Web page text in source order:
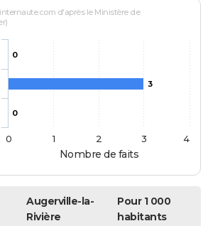
Nombre de faits
d'après le Ministère de
0
3
0
0
1 2 3 4
Augerville-la-
Rivière
Pour 1 000
habitants